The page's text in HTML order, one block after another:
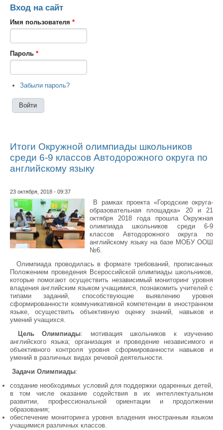
Вход на сайт
Имя пользователя *
Пароль *
Забыли пароль?
Итоги Окружной олимпиады школьников
среди 6-9 классов Автодорожного округа по
английскому языку
23 октября, 2018 - 09:37
В рамках проекта «Городские округа-
образовательная площадка» 20 и 21
октября 2018 года прошла Окружная
олимпиада школьников среди 6-9
классов Автодорожного округа по
английскому языку на базе МОБУ ООШ
№6.
Олимпиада проводилась в формате требований, прописанных
Положением проведения Всероссийской олимпиады школьников,
которые помогают осуществить независимый мониторинг уровня
владения английским языком учащимися, познакомить учителей с
типами заданий, способствующие выявлению уровня
сформированности коммуникативной компетенции в иностранном
языке, осуществить объективную оценку знаний, навыков и
умений учащихся.
Цель Олимпиады: мотивация школьников к изучению
английского языка; организация и проведение независимого и
объективного контроля уровня сформированности навыков и
умений в различных видах речевой деятельности.
Задачи Олимпиады:
создание необходимых условий для поддержки одаренных детей,
в том числе оказание содействия в их интеллектуальном
развитии, профессиональной ориентации и продолжении
образования;
обеспечение мониторинга уровня владения иностранным языком
учащимися различных классов.